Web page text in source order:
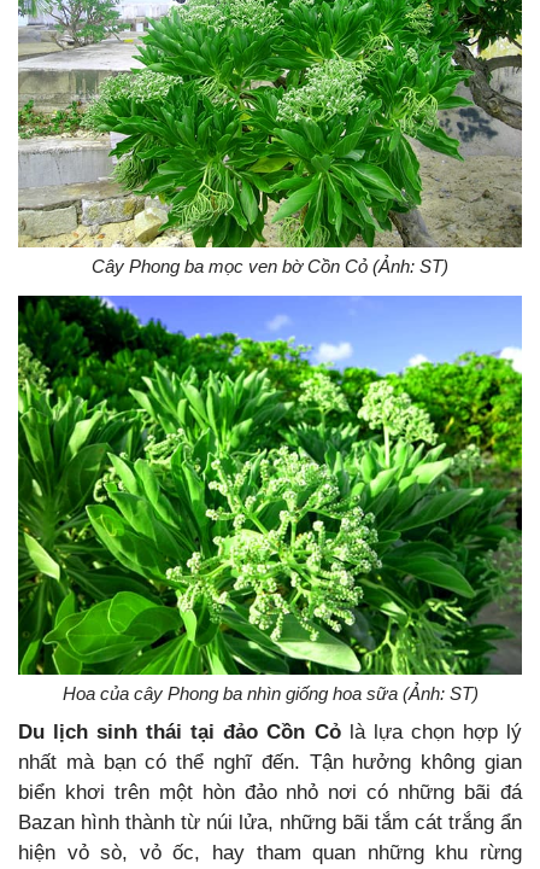
Cây Phong ba mọc ven bờ Cồn Cỏ (Ảnh: ST)
Hoa của cây Phong ba nhìn giống hoa sữa (Ảnh: ST)
Du lịch sinh thái tại đảo Cồn Cỏlà lựa chọn hợp lý
nhất mà bạn có thể nghĩ đến. Tận hưởng không gian
biển khơi trên một hòn đảo nhỏ nơi có những bãi đá
Bazan hình thành từ núi lửa, những bãi tắm cát trắng ẩn
hiện vỏ sò, vỏ ốc, hay tham quan những khu rừng